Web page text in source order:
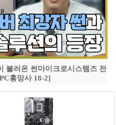
불러온 썬마이크로시스템즈 전
흥망사 18-2]